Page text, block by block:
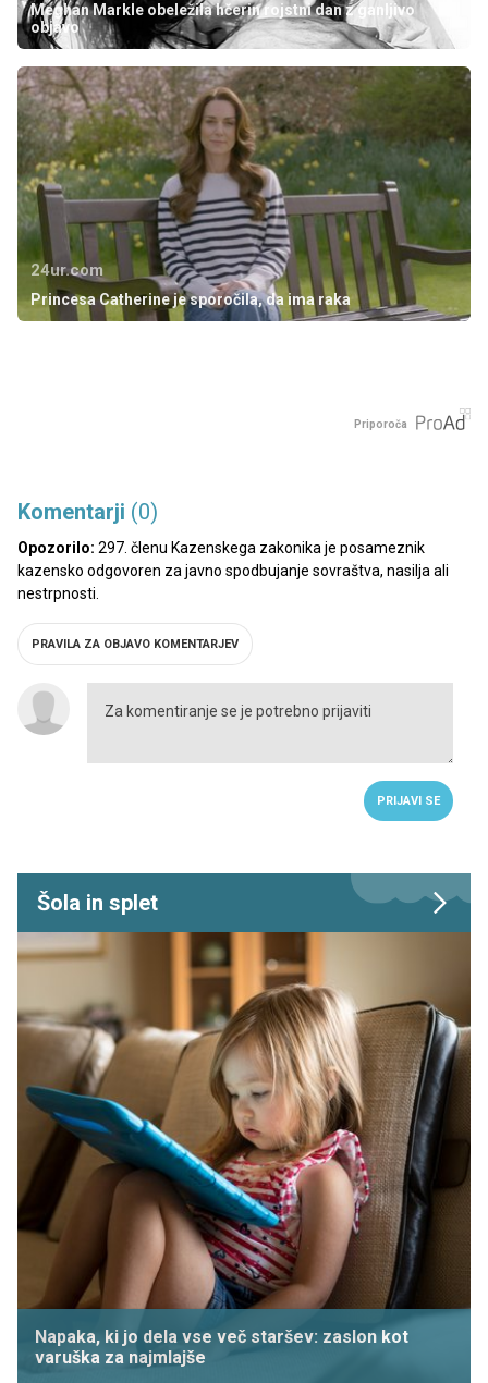
Meghan Markle obeležila hčerin rojstni dan z ganljivo
objavo
24ur.com
Princesa Catherine je sporočila, da ima raka
Priporoča
Komentarji (0)
Opozorilo: 297. členu Kazenskega zakonika je posameznik
kazensko odgovoren za javno spodbujanje sovraštva, nasilja ali
nestrpnosti.
PRAVILA ZA OBJAVO KOMENTARJEV
PRIJAVI SE
Šola in splet
Napaka, ki jo dela vse več staršev: zaslon kot
varuška za najmlajše